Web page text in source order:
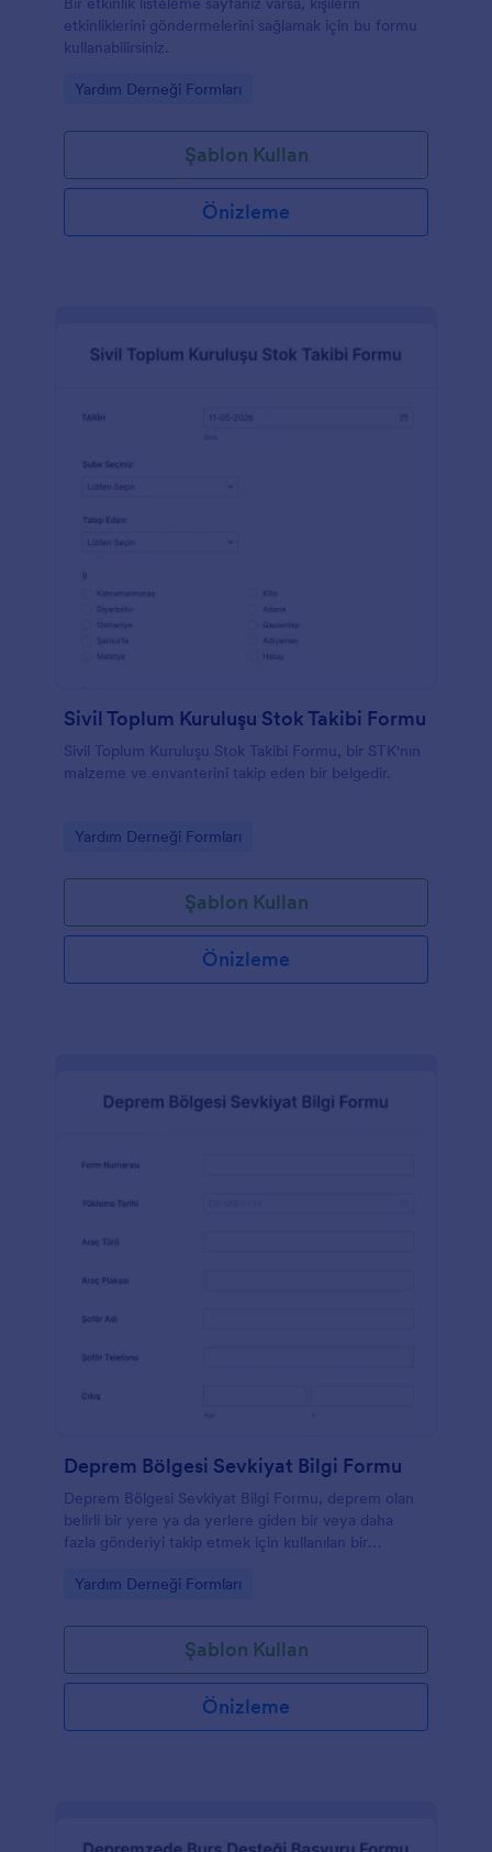
etkinliklerini göndermelerini sağlamak için bu formu
kullanabilirsiniz.
Go to Category:
Yardım Derneği Formları
Şablon Kullan
Önizleme
Sivil Toplum Kuruluşu Stok Takibi Formu
Sivil Toplum Kuruluşu Stok Takibi Formu, bir STK'nın
malzeme ve envanterini takip eden bir belgedir.
Go to Category:
Yardım Derneği Formları
Şablon Kullan
Önizleme
Deprem Bölgesi Sevkiyat Bilgi Formu
Deprem Bölgesi Sevkiyat Bilgi Formu, deprem olan
belirli bir yere ya da yerlere giden bir veya daha
fazla gönderiyi takip etmek için kullanılan bir
Go to Category:
Yardım Derneği Formları
Şablon Kullan
Önizleme